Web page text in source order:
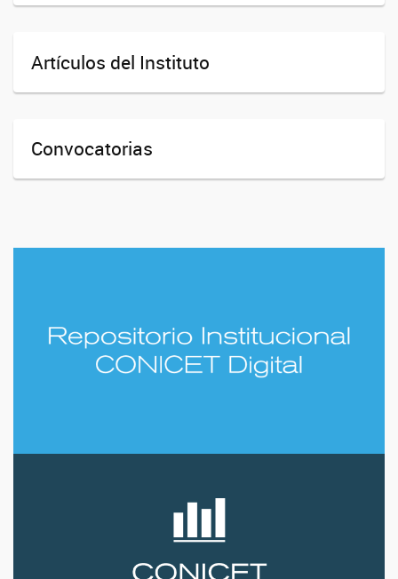
Artículos del Instituto
Convocatorias